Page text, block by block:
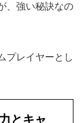
、強い秘訣なの
プレイヤーとし
とキャ